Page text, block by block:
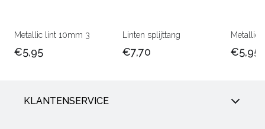
Metallic lint 10mm 3
€5,95
Linten splijttang
€7,70
Metallic
€5,95
KLANTENSERVICE